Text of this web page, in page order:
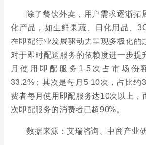
除了餐饮外卖，用户需求逐渐拓
化产品，如生鲜果蔬、日化用品、
在即配行业发展驱动力呈现多极化的
对于即时配送服务的依赖度进一步提
月使用即配服务1-5次占市场份
33.2%；其次是每月5-10次，占比约
费者每月使用即配服务达10次以上，
次即配服务的消费者已超90%。
数据来源：艾瑞咨询、中商产业